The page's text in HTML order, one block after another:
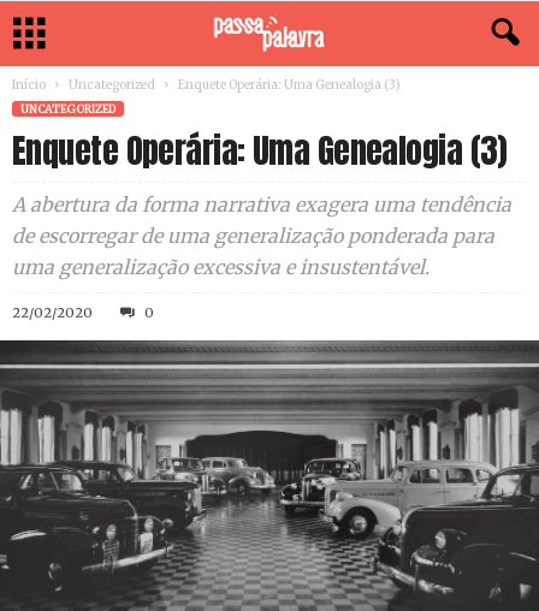
Início Uncategorized Enquete Operária: Uma Genealogia (3)
UNCATEGORIZED
Enquete Operária: Uma Genealogia (3)
A abertura da forma narrativa exagera uma tendência
de escorregar de uma generalização ponderada para
uma generalização excessiva e insustentável.
22/02/2020 0